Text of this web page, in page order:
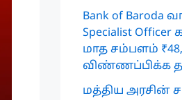
Bank of Baroda
Specialist
மாத சம்பளம்
விண்ணப்பிக்க
மத்திய அரசின்